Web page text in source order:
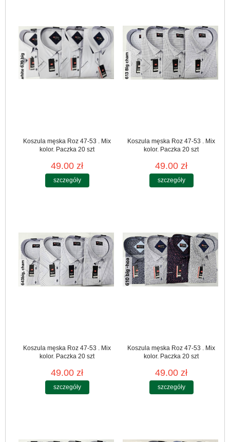
Koszula męska Roz 47-53 . Mix
kolor. Paczka 20 szt
49.00 zł
szczegóły
Koszula męska Roz 47-53 . Mix
kolor. Paczka 20 szt
49.00 zł
szczegóły
Koszula męska Roz 47-53 . Mix
kolor. Paczka 20 szt
49.00 zł
szczegóły
Koszula męska Roz 47-53 . Mix
kolor. Paczka 20 szt
49.00 zł
szczegóły